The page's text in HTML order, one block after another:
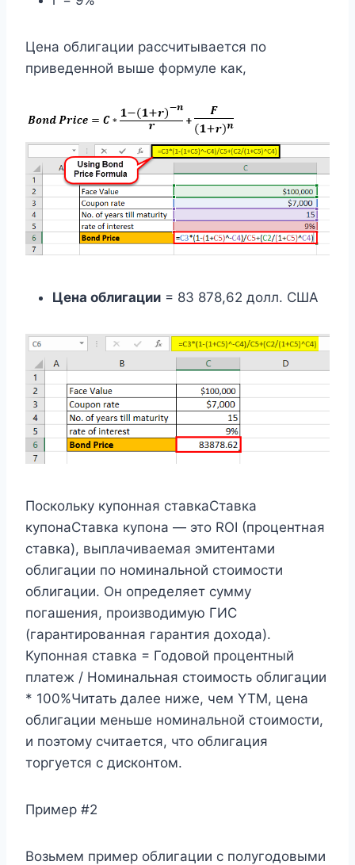
Цена облигации рассчитывается по
приведенной выше формуле как,
Цена облигации = 83 878,62 долл. США
Поскольку купонная ставкаСтавка
купонаСтавка купона — это ROI (процентная
ставка), выплачиваемая эмитентами
облигации по номинальной стоимости
облигации. Он определяет сумму
погашения, производимую ГИС
(гарантированная гарантия дохода).
Купонная ставка = Годовой процентный
платеж / Номинальная стоимость облигации
* 100%Читать далее ниже, чем YTM, цена
облигации меньше номинальной стоимости,
и поэтому считается, что облигация
торгуется с дисконтом.
Пример #2
Возьмем пример облигации с полугодовыми